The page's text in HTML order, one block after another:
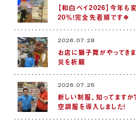
【和白ペイ2026】今年も
20％！完全先着順です🍀
2026.07.28
お店に獅子舞がやってき
災を祈願
2026.07.25
新しい制服、知ってます
空調服を導入しました！